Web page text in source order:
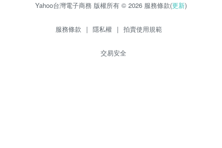
Yahoo台灣電子商務 版權所有 © 2026 服務條款(更新)
服務條款 | 隱私權 | 拍賣使用規範
交易安全